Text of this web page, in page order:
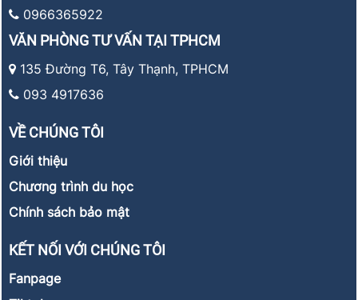
0966365922
VĂN PHÒNG TƯ VẤN TẠI TPHCM
135 Đường T6, Tây Thạnh, TPHCM
093 4917636
VỀ CHÚNG TÔI
Giới thiệu
Chương trình du học
Chính sách bảo mật
KẾT NỐI VỚI CHÚNG TÔI
Fanpage